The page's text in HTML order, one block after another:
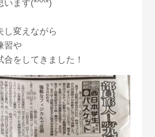
います(*^^*)
し変えながら
習や
をしてきました！